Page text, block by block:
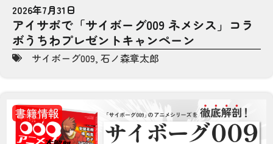
2026年7月31日
アイサポで「サイボーグ009 ネメシス」コラ
ボうちわプレゼントキャンペーン
サイボーグ009, 石ノ森章太郎
書籍情報